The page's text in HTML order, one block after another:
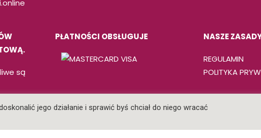
są
PŁATNOŚCI OBSŁUGUJE NASZE
REGULAMIN
POLITYKA
jego działanie i sprawić byś chciał do niego wracać